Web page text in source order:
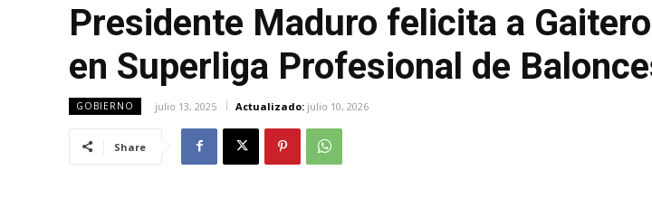
Presidente Maduro felicita a
en Superliga Profesional de
GOBIERNO julio 13, 2025 Actualizado: julio 10, 2026
Share